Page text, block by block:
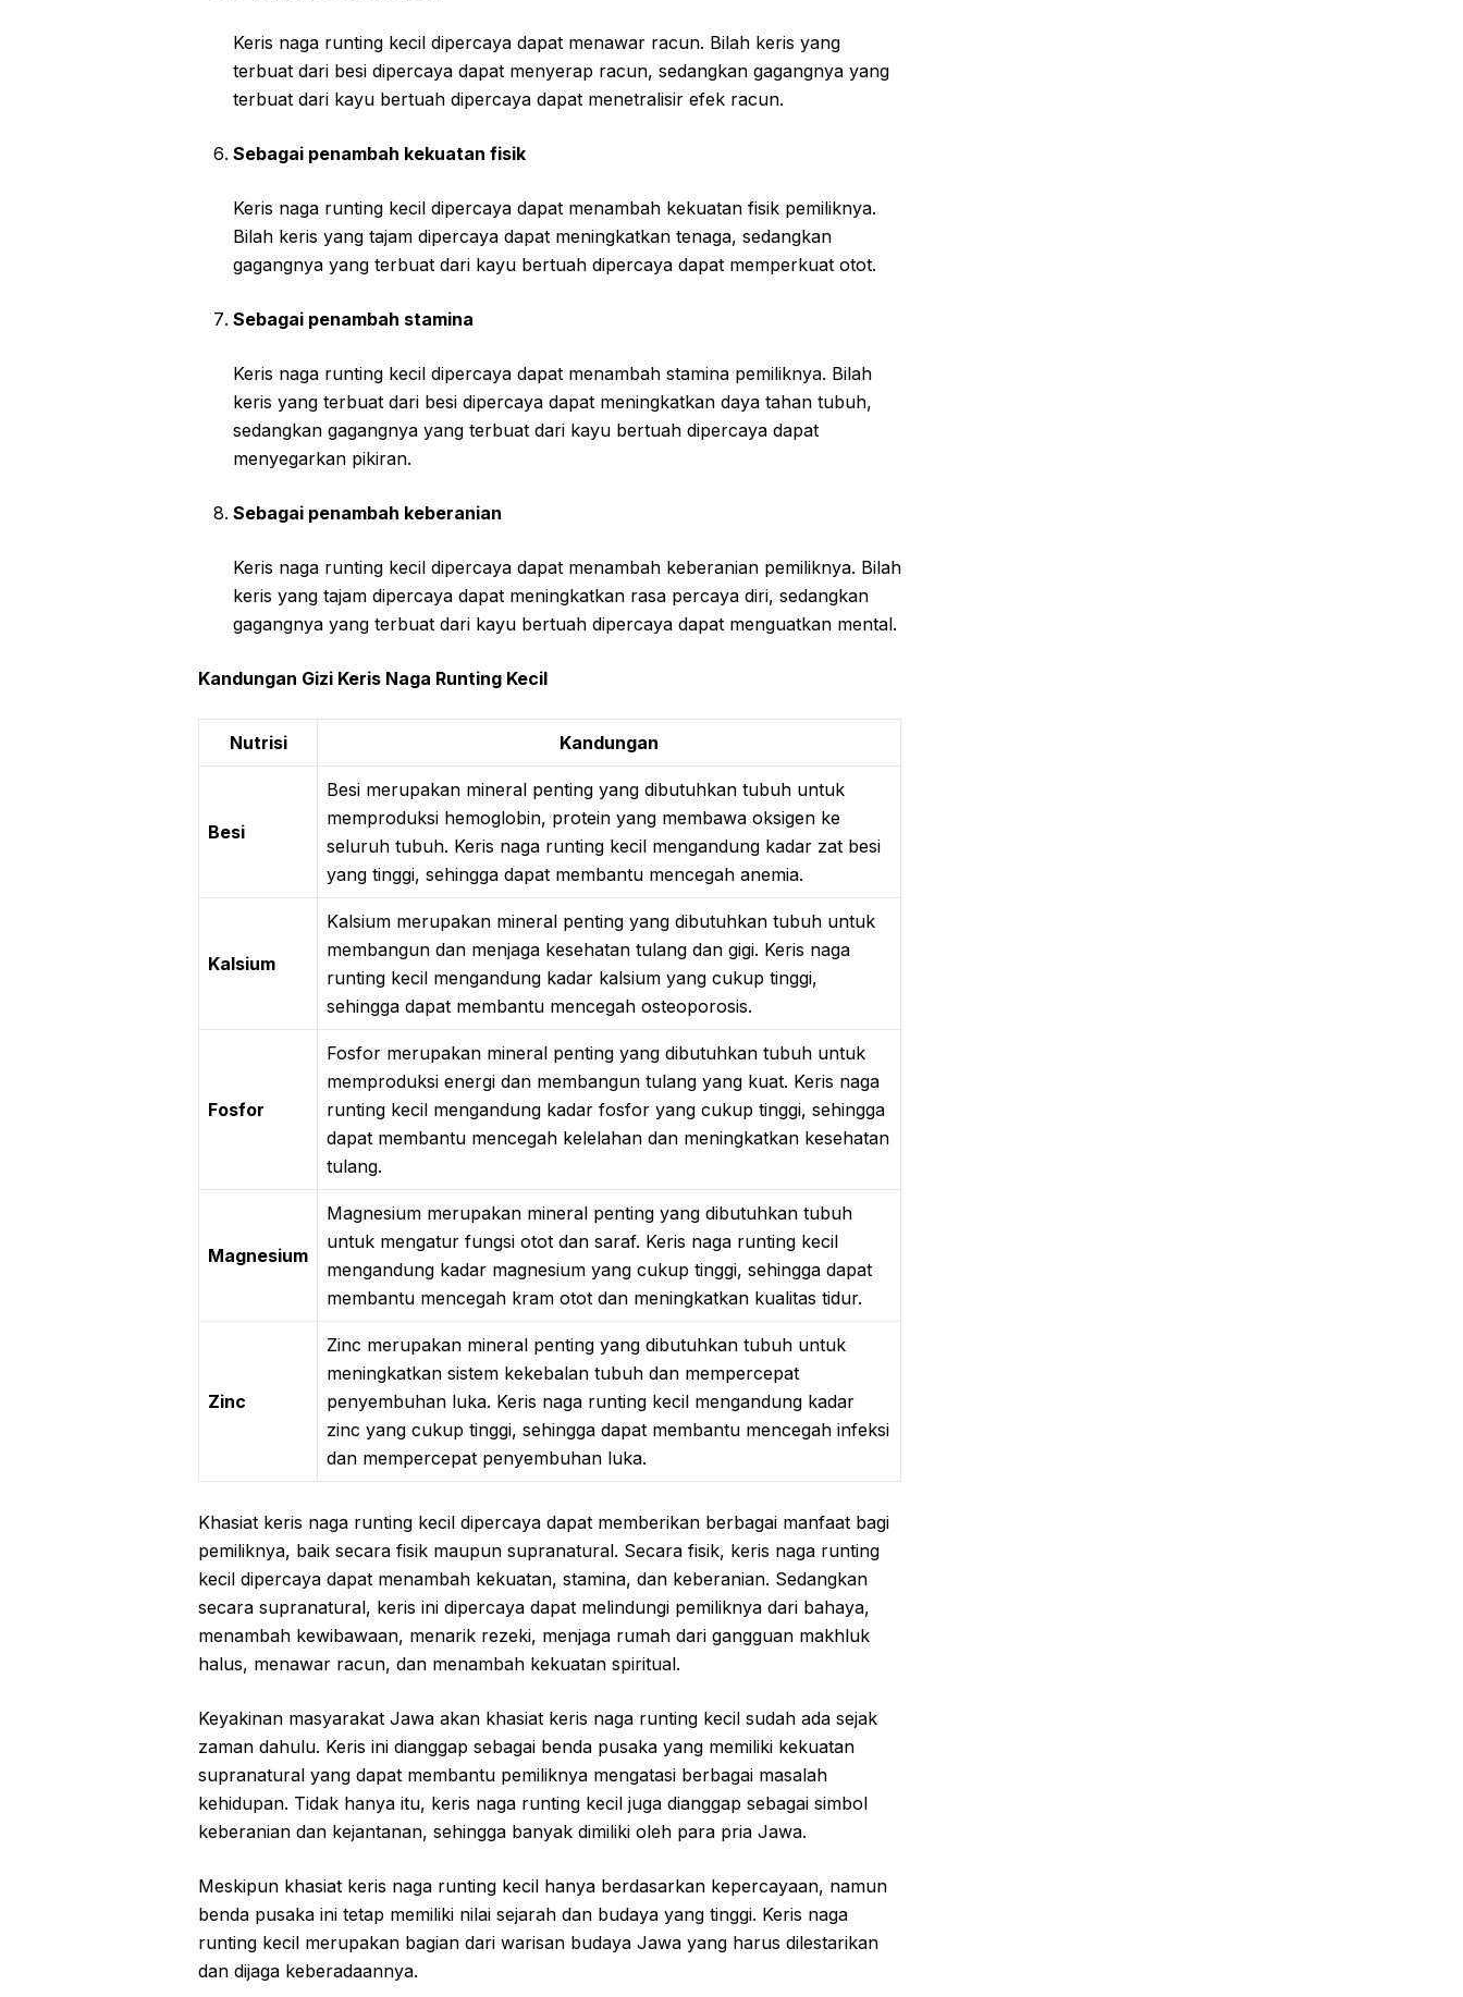
Keris naga runting kecil dipercaya dapat menawar racun. Bilah keris yang
terbuat dari besi dipercaya dapat menyerap racun, sedangkan gagangnya yang
terbuat dari kayu bertuah dipercaya dapat menetralisir efek racun.
Sebagai penambah kekuatan fisik
Keris naga runting kecil dipercaya dapat menambah kekuatan fisik pemiliknya.
Bilah keris yang tajam dipercaya dapat meningkatkan tenaga, sedangkan
gagangnya yang terbuat dari kayu bertuah dipercaya dapat memperkuat otot.
Sebagai penambah stamina
Keris naga runting kecil dipercaya dapat menambah stamina pemiliknya. Bilah
keris yang terbuat dari besi dipercaya dapat meningkatkan daya tahan tubuh,
sedangkan gagangnya yang terbuat dari kayu bertuah dipercaya dapat
menyegarkan pikiran.
Sebagai penambah keberanian
Keris naga runting kecil dipercaya dapat menambah keberanian pemiliknya. Bilah
keris yang tajam dipercaya dapat meningkatkan rasa percaya diri, sedangkan
gagangnya yang terbuat dari kayu bertuah dipercaya dapat menguatkan mental.
Kandungan Gizi Keris Naga Runting Kecil
Nutrisi Kandungan
Besi
Besi merupakan mineral penting yang dibutuhkan tubuh untuk
memproduksi hemoglobin, protein yang membawa oksigen ke
seluruh tubuh. Keris naga runting kecil mengandung kadar zat besi
yang tinggi, sehingga dapat membantu mencegah anemia.
Kalsium
Kalsium merupakan mineral penting yang dibutuhkan tubuh untuk
membangun dan menjaga kesehatan tulang dan gigi. Keris naga
runting kecil mengandung kadar kalsium yang cukup tinggi,
sehingga dapat membantu mencegah osteoporosis.
Fosfor
Fosfor merupakan mineral penting yang dibutuhkan tubuh untuk
memproduksi energi dan membangun tulang yang kuat. Keris naga
runting kecil mengandung kadar fosfor yang cukup tinggi, sehingga
dapat membantu mencegah kelelahan dan meningkatkan kesehatan
tulang.
Magnesium
Magnesium merupakan mineral penting yang dibutuhkan tubuh
untuk mengatur fungsi otot dan saraf. Keris naga runting kecil
mengandung kadar magnesium yang cukup tinggi, sehingga dapat
membantu mencegah kram otot dan meningkatkan kualitas tidur.
Zinc
Zinc merupakan mineral penting yang dibutuhkan tubuh untuk
meningkatkan sistem kekebalan tubuh dan mempercepat
penyembuhan luka. Keris naga runting kecil mengandung kadar
zinc yang cukup tinggi, sehingga dapat membantu mencegah infeksi
dan mempercepat penyembuhan luka.
Khasiat keris naga runting kecil dipercaya dapat memberikan berbagai manfaat bagi
pemiliknya, baik secara fisik maupun supranatural. Secara fisik, keris naga runting
kecil dipercaya dapat menambah kekuatan, stamina, dan keberanian. Sedangkan
secara supranatural, keris ini dipercaya dapat melindungi pemiliknya dari bahaya,
menambah kewibawaan, menarik rezeki, menjaga rumah dari gangguan makhluk
halus, menawar racun, dan menambah kekuatan spiritual.
Keyakinan masyarakat Jawa akan khasiat keris naga runting kecil sudah ada sejak
zaman dahulu. Keris ini dianggap sebagai benda pusaka yang memiliki kekuatan
supranatural yang dapat membantu pemiliknya mengatasi berbagai masalah
kehidupan. Tidak hanya itu, keris naga runting kecil juga dianggap sebagai simbol
keberanian dan kejantanan, sehingga banyak dimiliki oleh para pria Jawa.
Meskipun khasiat keris naga runting kecil hanya berdasarkan kepercayaan, namun
benda pusaka ini tetap memiliki nilai sejarah dan budaya yang tinggi. Keris naga
runting kecil merupakan bagian dari warisan budaya Jawa yang harus dilestarikan
dan dijaga keberadaannya.